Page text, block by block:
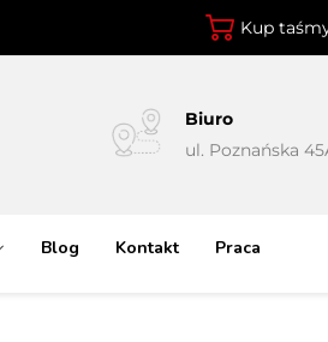
Kup
Biuro
ul. Poznańska
Blog Kontakt Praca